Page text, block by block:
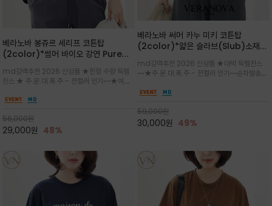
베라노바 봉쥬르 세리프 코튼탑
(2color)*썸머 바이오 강연 Pure
성적인 프랑스어 수식어를 조합
md강력추천 2026 신상품 ★한정 수량 득템
찬스 ★ 주.문.대.폭.주 - 전컬러 인기~~★여름
여유로운 감성/피부에 닿는 순간 기분 좋은 청량
56,000원
29,000원 48%
베라노바 써머 카누 미키 코튼탑
(2color)*얇은 슬라브(Slub)소재
하며, 몸에 잘 달라붙지 않아 쾌적
md강력추천 2026 신상품 ★대박 득템찬스
~~★주.문.대.폭.주 - 전컬러 인기~~순차발송중
드롭숄더 핏과 부드러운 라운드넥이 편안하며, 앞
다.
59,000원
30,000원 49%